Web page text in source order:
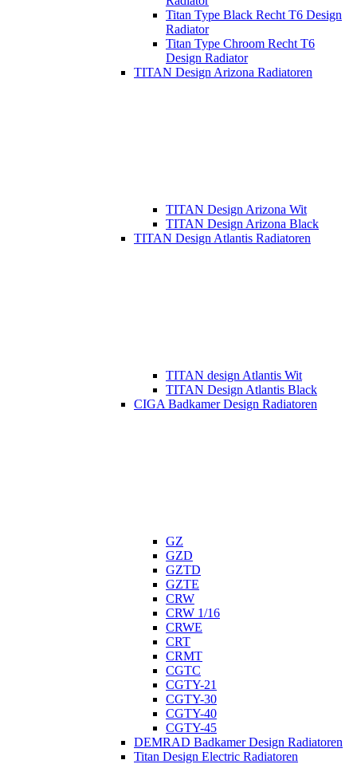
Titan Type Black Recht T6 Design
Radiator
Titan Type Chroom Recht T6
Design Radiator
TITAN Design Arizona Radiatoren
TITAN Design Arizona Wit
TITAN Design Arizona Black
TITAN Design Atlantis Radiatoren
TITAN design Atlantis Wit
TITAN Design Atlantis Black
CIGA Badkamer Design Radiatoren
GZ
GZD
GZTD
GZTE
CRW
CRW 1/16
CRWE
CRT
CRMT
CGTC
CGTY-21
CGTY-30
CGTY-40
CGTY-45
DEMRAD Badkamer Design Radiatoren
Titan Design Electric Radiatoren